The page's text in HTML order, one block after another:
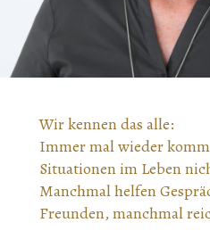
Wir kennen das alle:
Immer mal wieder
Situationen im Leben
Manchmal helfen
Freunden, manchmal